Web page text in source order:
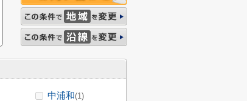
中浦和(1)